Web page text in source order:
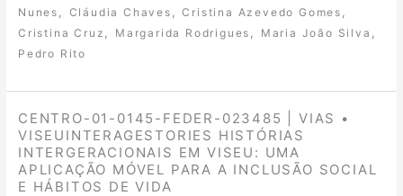
Nunes
Cláudia Chaves ,Cristina Azevedo Gomes
Cristina Cruz Margarida Rodrigues Maria João Silva
Pedro Rito
CENTRO-01-0145-FEDER-023485 | VIAS •
VISEUINTERAGESTORIES HISTÓRIAS
INTERGERACIONAIS EM VISEU: UMA
APLICAÇÃO MÓVEL PARA A INCLUSÃO SOCIAL
E HÁBITOS DE VIDA